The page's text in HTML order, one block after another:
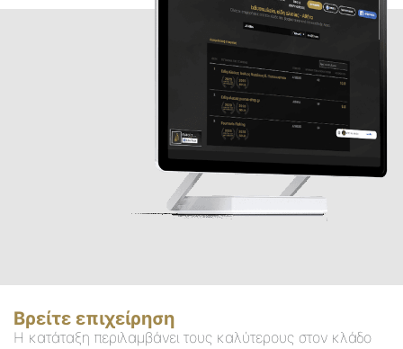
Βρείτε επιχείρηση
Η κατάταξη περιλαμβάνει τους καλύτερους στον κλάδο